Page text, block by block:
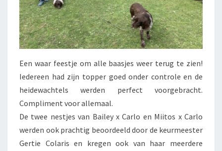
Een waar feestje om alle baasjes weer terug te zien!
Iedereen had zijn topper goed onder controle en de
heidewachtels werden perfect voorgebracht.
Compliment voor allemaal.
De twee nestjes van Bailey x Carlo en Miitos x Carlo
werden ook prachtig beoordeeld door de keurmeester
Gertie Colaris en kregen ook van haar meerdere